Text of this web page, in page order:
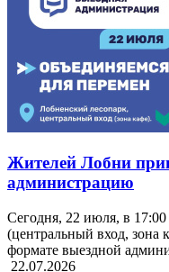
Жителей Лобни
администрацию
Сегодня, 22 июля, в
(центральный вход, зона
формате выездной
22.07.2026